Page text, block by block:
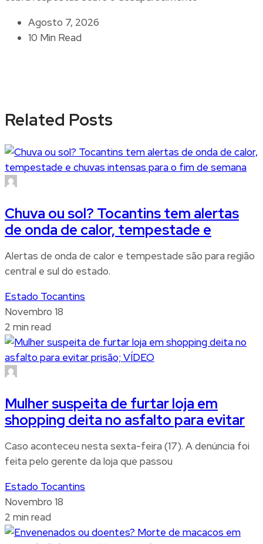
Agosto 7, 2026
10 Min Read
Related Posts
Chuva ou sol? Tocantins tem alertas
de onda de calor, tempestade e
Alertas de onda de calor e tempestade são para região
central e sul do estado.
Estado Tocantins
Novembro 18
2 min read
Mulher suspeita de furtar loja em
shopping deita no asfalto para evitar
Caso aconteceu nesta sexta-feira (17). A denúncia foi
feita pelo gerente da loja que passou
Estado Tocantins
Novembro 18
2 min read